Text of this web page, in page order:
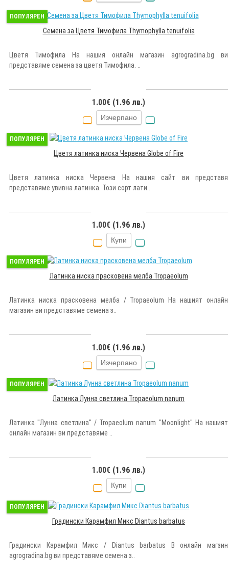
ПОПУЛЯРЕН
Семена за Цветя Тимофила Thymophylla tenuifolia
Цветя Тимофила На нашия онлайн магазин agrogradina.bg ви
представяме семена за цветя Тимофила. ..
1.00€ (1.96 лв.)
Изчерпано
ПОПУЛЯРЕН
Цветя латинка ниска Червена Globe of Fire
Цветя латинка ниска Червена На нашия сайт ви представя
представяме увивна латинка. Този сорт лати..
1.00€ (1.96 лв.)
Купи
ПОПУЛЯРЕН
Латинка ниска прасковена мелба Tropaeolum
Латинка ниска прасковена мелба / Tropaeolum На нашият онлайн
магазин ви представяме семена з..
1.00€ (1.96 лв.)
Изчерпано
ПОПУЛЯРЕН
Латинка Лунна светлина Tropaeolum nanum
Латинка ''Лунна светлина" / Tropaeolum nanum "Moonlight" На нашият
онлайн магазин ви представяме ..
1.00€ (1.96 лв.)
Купи
ПОПУЛЯРЕН
Градински Карамфил Микс Diantus barbatus
Градински Карамфил Микс / Diantus barbatus В онлайн магзин
agrogradina.bg ви представяме семена з..